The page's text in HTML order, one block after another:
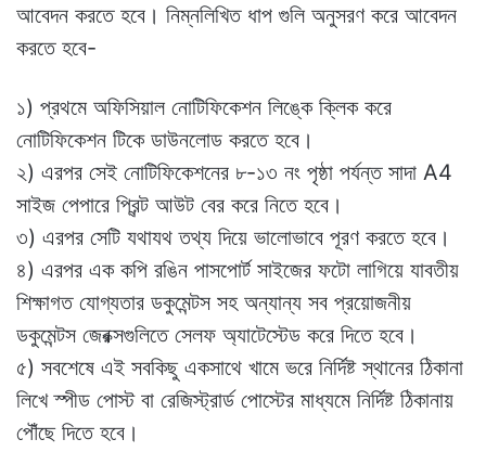
আবেদন করতে হবে। নিম্নলিখিত ধাপ গুলি অনুসরণ করে আবেদন
করতে হবে-
১) প্রথমে অফিসিয়াল নোটিফিকেশন লিঙ্কে ক্লিক করে
নোটিফিকেশন টিকে ডাউনলোড করতে হবে।
২) এরপর সেই নোটিফিকেশনের ৮-১৩ নং পৃষ্ঠা পর্যন্ত সাদা A4
সাইজ পেপারে প্রিন্ট আউট বের করে নিতে হবে।
৩) এরপর সেটি যথাযথ তথ্য দিয়ে ভালোভাবে পূরণ করতে হবে।
৪) এরপর এক কপি রঙিন পাসপোর্ট সাইজের ফটো লাগিয়ে যাবতীয়
শিক্ষাগত যোগ্যতার ডকুমেন্টস সহ অন্যান্য সব প্রয়োজনীয়
ডকুমেন্টস জেরক্সগুলিতে সেলফ অ্যাটেস্টেড করে দিতে হবে।
৫) সবশেষে এই সবকিছু একসাথে খামে ভরে নির্দিষ্ট স্থানের ঠিকানা
লিখে স্পীড পোস্ট বা রেজিস্ট্রার্ড পোস্টের মাধ্যমে নির্দিষ্ট ঠিকানায়
পৌঁছে দিতে হবে।